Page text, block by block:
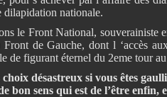
dilapidation nationale.
le Front National, souverainiste
de Gauche, dont l ‘accès
de figurant éternel du 2eme tour
choixdésastreux si vous êtes
bon sens qui est de l’être